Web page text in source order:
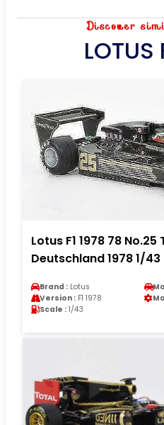
Discover
LOTUS
Lotus F1 1978 78
Deutschland 1978 1/
Brand : Lotus
Version : F1 1978
Scale : 1/43